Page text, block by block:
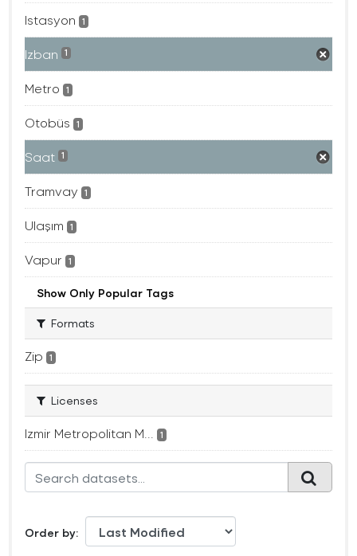
Istasyon 1
Izban 1
Metro 1
Otobüs 1
Saat 1
Tramvay 1
Ulaşım 1
Vapur 1
Show Only Popular Tags
Formats
Zip 1
Licenses
Izmir Metropolitan M... 1
Order by